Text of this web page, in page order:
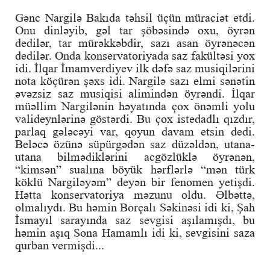
Gənc Nargilə Bakıda təhsil üçün müraciət etdi.
Onu dinləyib, gəl tar şöbəsində oxu, öyrən
dedilər, tar mürəkkəbdir, sazı asan öyrənəcən
dedilər. Onda konservatoriyada saz fakültəsi yox
idi. İlqar İmamverdiyev ilk dəfə saz musiqilərini
nota köçürən şəxs idi. Nargilə sazı elmi sənətin
əvəzsiz saz musiqisi alimindən öyrəndi. İlqar
müəllim Nargilənin həyatında çox önəmli yolu
valideynlərinə göstərdi. Bu çox istedadlı qızdır,
parlaq gələcəyi var, qoyun davam etsin dedi.
Beləcə özünə süpürgədən saz düzəldən, utana-
utana bilmədiklərini acgözlüklə öyrənən,
“kimsən” sualına böyük hərflərlə “mən türk
köklü Nargiləyəm” deyən bir fenomen yetişdi.
Hətta konservatoriya məzunu oldu. Əlbəttə,
olmalıydı. Bu həmin Borçalı Səkinəsi idi ki, Şah
İsmayıl sarayında saz sevgisi aşılamışdı, bu
həmin aşıq Sona Hamamlı idi ki, sevgisini saza
qurban vermişdi...